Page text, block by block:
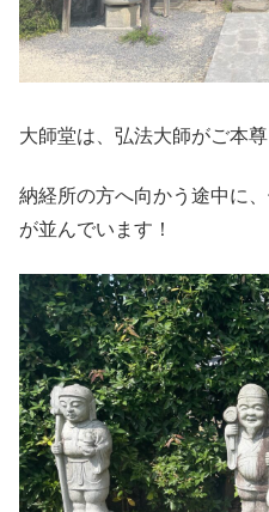
大師堂は、弘法大師がご本尊
納経所の方へ向かう途中に
が並んでいます！